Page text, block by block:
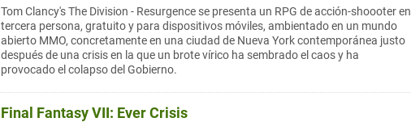
Tom Clancy's The Division - Resurgence se presenta un RPG de acción-shoooter en
tercera persona, gratuito y para dispositivos móviles, ambientado en un mundo
abierto MMO, concretamente en una ciudad de Nueva York contemporánea justo
después de una crisis en la que un brote vírico ha sembrado el caos y ha
provocado el colapso del Gobierno.
Final Fantasy VII: Ever Crisis